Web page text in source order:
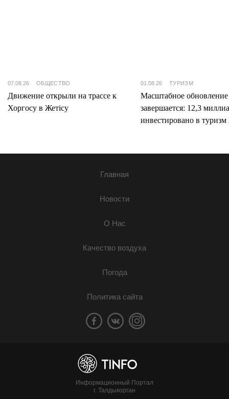
07.08.26 ОБЩЕСТВО
Движение открыли на трассе к
Хоргосу в Жетісу
01.08.26 ТУРИЗМ
Масштабное
завершается: 12,3
инвестировано в туризм
Главная
Новости
О Нас
Качество воздуха
Погода
Политика сайта
Информационный Портал
г. Талдыкорган